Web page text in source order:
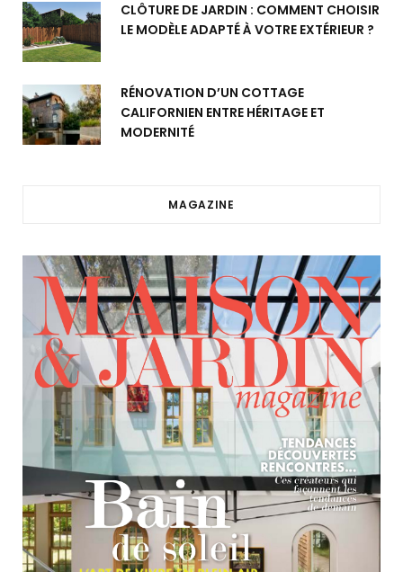
CLÔTURE DE JARDIN : COMMENT CHOISIR
LE MODÈLE ADAPTÉ À VOTRE EXTÉRIEUR ?
RÉNOVATION D’UN COTTAGE
CALIFORNIEN ENTRE HÉRITAGE ET
MODERNITÉ
MAGAZINE